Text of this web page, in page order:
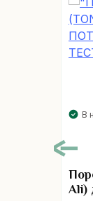
В
Ali)